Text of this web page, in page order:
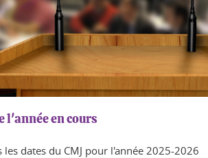
l'année en cours
les dates du CMJ pour l'année 2025-2026